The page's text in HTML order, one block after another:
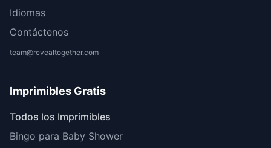
Idiomas
Contáctenos
team@revealtogether.com
Imprimibles Gratis
Todos los Imprimibles
Bingo para Baby Shower